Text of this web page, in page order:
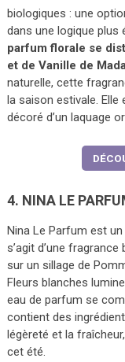
biologiques : une
dans une logique plus
parfum florale se
et de Vanille de
naturelle, cette
la saison estivale.
décoré d’un laquage
4. NINA LE
Nina Le Parfum est un
s’agit d’une
sur un sillage de
Fleurs blanches
eau de parfum se
contient des
légèreté et la
cet été.